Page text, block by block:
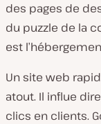
des pages de
du puzzle de la
est
Un site web
atout. Il influe
clics en clients.